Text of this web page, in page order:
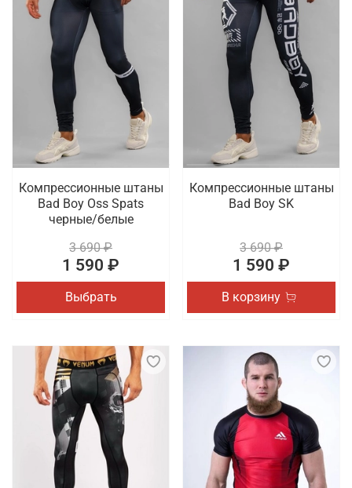
Компрессионные штаны
Bad Boy Oss Spats
черные/белые
3 690 ₽
1 590 ₽
Выбрать
Компрессионные штаны
Bad Boy SK
3 690 ₽
1 590 ₽
В корзину